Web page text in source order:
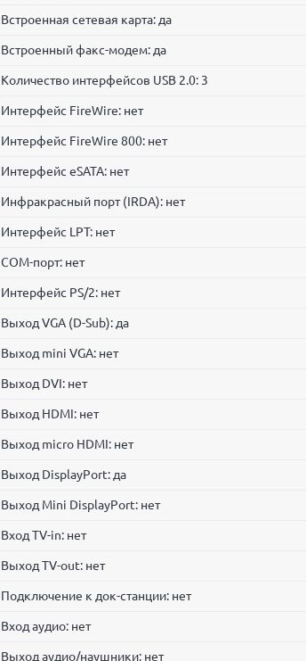
Встроенная сетевая карта: да
Встроенный факс-модем: да
Количество интерфейсов USB 2.0: 3
Интерфейс FireWire: нет
Интерфейс FireWire 800: нет
Интерфейс eSATA: нет
Инфракрасный порт (IRDA): нет
Интерфейс LPT: нет
COM-порт: нет
Интерфейс PS/2: нет
Выход VGA (D-Sub): да
Выход mini VGA: нет
Выход DVI: нет
Выход HDMI: нет
Выход micro HDMI: нет
Выход DisplayPort: да
Выход Mini DisplayPort: нет
Вход TV-in: нет
Выход TV-out: нет
Подключение к док-станции: нет
Вход аудио: нет
Выход аудио/наушники: нет